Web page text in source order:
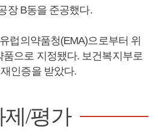
장 B동을 준공했다.
럽의약품청(EMA)으로부터 위
으로 지정됐다. 보건복지부로
인증을 받았다.
제/평가